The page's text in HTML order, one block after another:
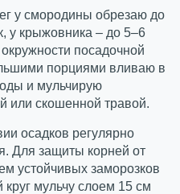
у смородины обрезаю до
у крыжовника – до 5–6
посадочной
порциями вливаю в
и мульчирую
или скошенной травой.
осадков регулярно
Для защиты корней от
устойчивых заморозков
мульчу слоем 15 см